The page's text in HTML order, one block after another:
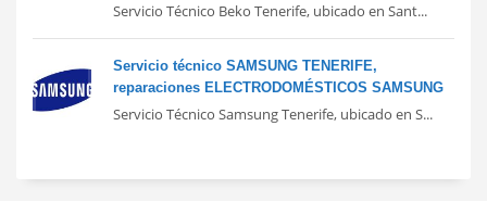
Servicio Técnico Beko Tenerife, ubicado en Sant...
Servicio técnico SAMSUNG TENERIFE,
reparaciones ELECTRODOMÉSTICOS SAMSUNG
Servicio Técnico Samsung Tenerife, ubicado en S...